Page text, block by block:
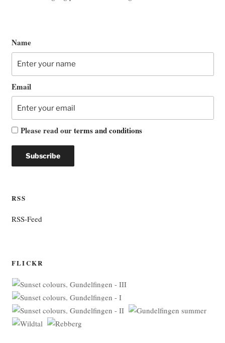
Name
Email
Please read ourterms and conditions
RSS
RSS-Feed
FLICKR